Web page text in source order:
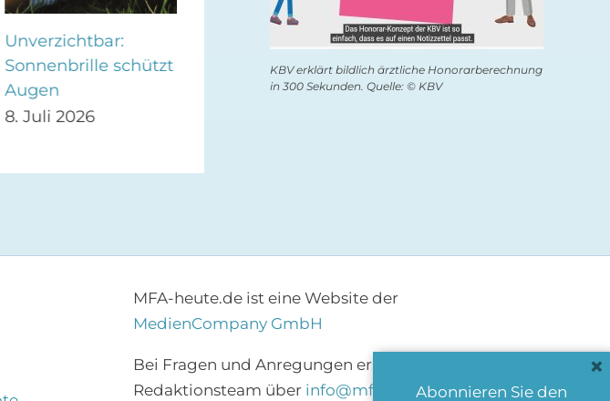
schützt
2026
Warnung vor TikTok-
Trends „Sweet Sunburn“
& „Tanmaxxing“
Kann Konsum von
Zigaretten bei
KBV erklärt bildlich ärztliche Honorarberechnung
in 300 Sekunden. Quelle: © KBV
MFA-heute.de ist eine Website der
MedienCompany GmbH
Bei Fragen und Anregungen erreichen Sie das
Redaktionsteam über info@mfa-heute.debzw.
Abonnieren Sie den
×